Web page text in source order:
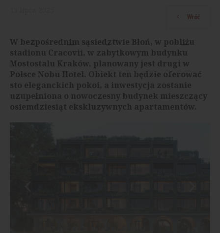
Wróć
W bezpośrednim sąsiedztwie Błoń, w pobliżu
stadionu Cracovii, w zabytkowym budynku
Mostostalu Kraków, planowany jest drugi w
Polsce Nobu Hotel. Obiekt ten będzie oferować
sto eleganckich pokoi, a inwestycja zostanie
uzupełniona o nowoczesny budynek mieszczący
osiemdziesiąt ekskluzywnych apartamentów.